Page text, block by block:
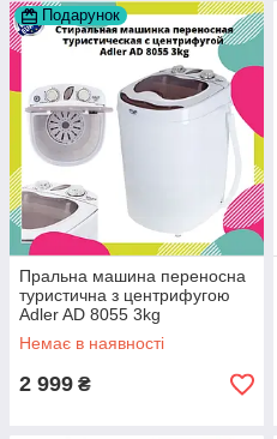
Подарунок
Пральна машина переносна
туристична з центрифугою
Adler AD 8055 3kg
Немає в наявності
2 999 ₴